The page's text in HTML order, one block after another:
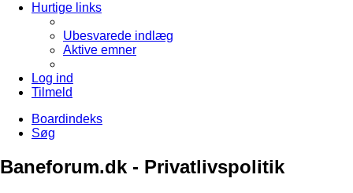
Hurtige links
Ubesvarede indlæg
Aktive emner
Log ind
Tilmeld
Boardindeks
Søg
Baneforum.dk - Privatlivspolitik